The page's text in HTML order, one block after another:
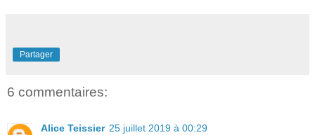
Partager
6 commentaires:
Alice Teissier 25 juillet 2019 à 00:29